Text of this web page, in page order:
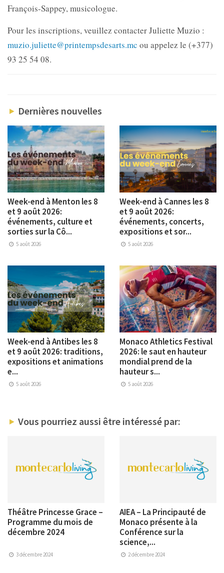
François-Sappey, musicologue.
Pour les inscriptions, veuillez contacter Juliette Muzio :
muzio.juliette@printempsdesarts.mc ou appelez le (+377)
93 25 54 08.
Dernières nouvelles
Week-end à Menton les 8
et 9 août 2026:
événements, culture et
sorties sur la Cô...
5 août 2026
Week-end à Cannes les 8
et 9 août 2026:
événements, concerts,
expositions et sor...
5 août 2026
Week-end à Antibes les 8
et 9 août 2026: traditions,
expositions et animations
e...
5 août 2026
Monaco Athletics Festival
2026: le saut en hauteur
mondial prend de la
hauteur s...
5 août 2026
Vous pourriez aussi être intéressé par:
Théâtre Princesse Grace –
Programme du mois de
décembre 2024
3 décembre 2024
AIEA – La Principauté de
Monaco présente à la
Conférence sur la
science,...
2 décembre 2024